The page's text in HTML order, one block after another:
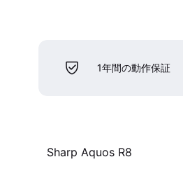
1年間の動作保証
Sharp Aquos R8